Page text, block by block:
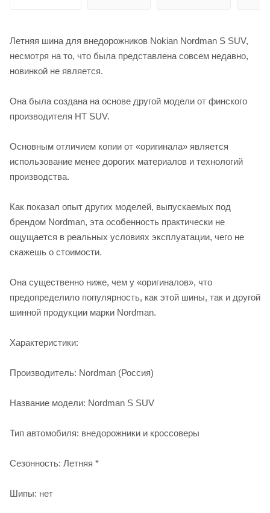
Летняя шина для внедорожников Nokian Nordman S SUV,
несмотря на то, что была представлена совсем недавно,
новинкой не является.
Она была создана на основе другой модели от финского
производителя HT SUV.
Основным отличием копии от «оригинала» является
использование менее дорогих материалов и технологий
производства.
Как показал опыт других моделей, выпускаемых под
брендом Nordman, эта особенность практически не
ощущается в реальных условиях эксплуатации, чего не
скажешь о стоимости.
Она существенно ниже, чем у «оригиналов», что
предопределило популярность, как этой шины, так и другой
шинной продукции марки Nordman.
Характеристики:
Производитель: Nordman (Россия)
Название модели: Nordman S SUV
Тип автомобиля: внедорожники и кроссоверы
Сезонность: Летняя *
Шипы: нет